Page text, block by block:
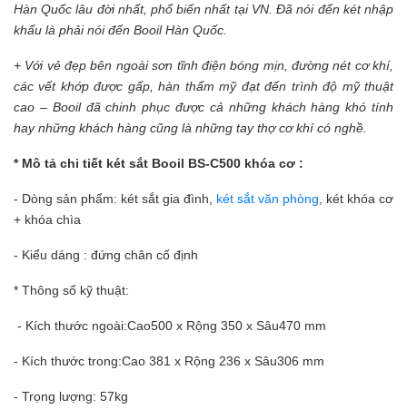
Hàn Quốc lâu đời nhất, phổ biến nhất tại VN. Đã nói đến két nhập
khẩu là phải nói đến Booil Hàn Quốc.
+ Với vẻ đẹp bên ngoài sơn tĩnh điện bóng mịn, đường nét cơ khí,
các vết khớp được gấp, hàn thẩm mỹ đạt đến trình độ mỹ thuật
cao – Booil đã chinh phục được cả những khách hàng khó tính
hay những khách hàng cũng là những tay thợ cơ khí có nghề.
* Mô tả chi tiết két sắt Booil BS-C500 khóa cơ :
- Dòng sản phẩm: két sắt gia đình, két sắt văn phòng , két khóa cơ
+ khóa chìa
- Kiểu dáng : đứng chân cố định
* Thông số kỹ thuật:
- Kích thước ngoài:Cao500 x Rộng 350 x Sâu470 mm
- Kích thước trong:Cao 381 x Rộng 236 x Sâu306 mm
- Trọng lượng: 57kg